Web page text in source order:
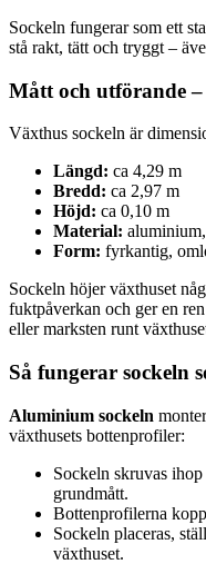
Sockeln fungerar som ett
stå rakt, tätt och tryggt –
Mått och utförande
Växthus sockeln är
Längd: ca 4,29 m
Bredd: ca 2,97 m
Höjd: ca 0,10 m
Material:
Form: fyrkantig,
Sockeln höjer växthuset
fuktpåverkan och ger en
eller marksten runt
Så fungerar sockeln
Aluminium sockeln
växthusets bottenprofiler:
Sockeln skruvas
grundmått.
Bottenprofilerna
Sockeln placeras,
växthuset.